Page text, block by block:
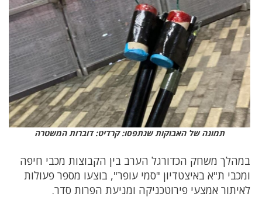
תמונה של האבוקות שנתפסו: קרדיט: דוברות המשטרה
במהלך משחק הכדורגל הערב בין הקבוצות מכבי חיפה
ומכבי ת"א באיצטדיון "סמי עופר", בוצעו מספר פעולות
לאיתור אמצעי פירוטכניקה ומניעת הפרות סדר.